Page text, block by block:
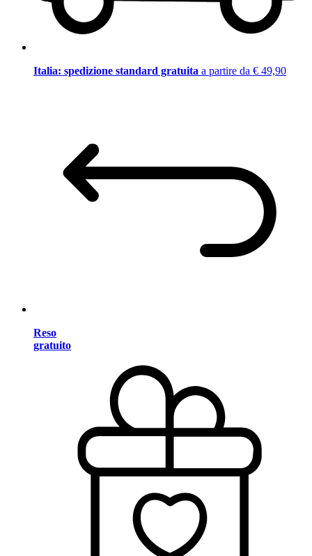
Italia: spedizione standard gratuita a partire da € 49,90
Reso
gratuito